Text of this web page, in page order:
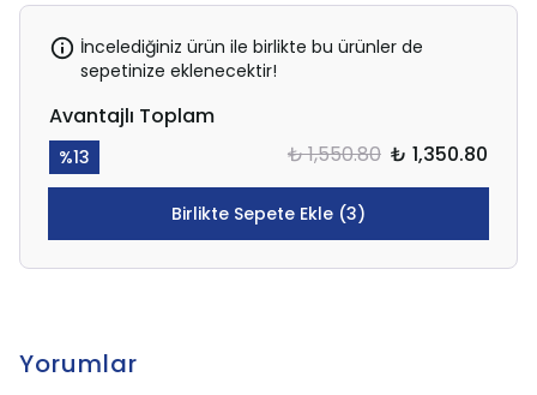
İncelediğiniz ürün ile birlikte bu ürünler de
sepetinize eklenecektir!
Avantajlı Toplam
%13 ₺ 1,550.80 ₺ 1,350.80
Birlikte Sepete Ekle (3)
Yorumlar